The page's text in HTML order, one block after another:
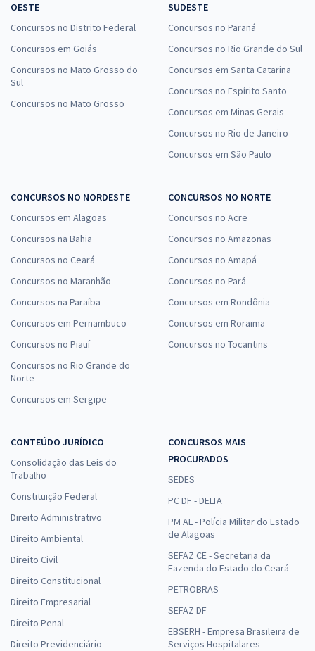
OESTE
Concursos no Distrito Federal
Concursos em Goiás
Concursos no Mato Grosso do
Sul
Concursos no Mato Grosso
SUDESTE
Concursos no Paraná
Concursos no Rio Grande do Sul
Concursos em Santa Catarina
Concursos no Espírito Santo
Concursos em Minas Gerais
Concursos no Rio de Janeiro
Concursos em São Paulo
CONCURSOS NO NORDESTE
Concursos em Alagoas
Concursos na Bahia
Concursos no Ceará
Concursos no Maranhão
Concursos na Paraíba
Concursos em Pernambuco
Concursos no Piauí
Concursos no Rio Grande do
Norte
Concursos em Sergipe
CONCURSOS NO NORTE
Concursos no Acre
Concursos no Amazonas
Concursos no Amapá
Concursos no Pará
Concursos em Rondônia
Concursos em Roraima
Concursos no Tocantins
CONTEÚDO JURÍDICO
Consolidação das Leis do
Trabalho
Constituição Federal
Direito Administrativo
Direito Ambiental
Direito Civil
Direito Constitucional
Direito Empresarial
Direito Penal
Direito Previdenciário
CONCURSOS MAIS
PROCURADOS
SEDES
PC DF - DELTA
PM AL - Polícia Militar do Estado
de Alagoas
SEFAZ CE - Secretaria da
Fazenda do Estado do Ceará
PETROBRAS
SEFAZ DF
EBSERH - Empresa Brasileira de
Serviços Hospitalares